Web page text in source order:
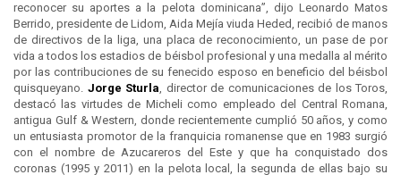
reconocer su aportes a la pelota dominicana”, dijo Leonardo Matos
Berrido, presidente de Lidom, Aida Mejía viuda Heded, recibió de manos
de directivos de la liga, una placa de reconocimiento, un pase de por
vida a todos los estadios de béisbol profesional y una medalla al mérito
por las contribuciones de su fenecido esposo en beneficio del béisbol
quisqueyano. Jorge Sturla, director de comunicaciones de los Toros,
destacó las virtudes de Micheli como empleado del Central Romana,
antigua Gulf & Western, donde recientemente cumplió 50 años, y como
un entusiasta promotor de la franquicia romanense que en 1983 surgió
con el nombre de Azucareros del Este y que ha conquistado dos
coronas (1995 y 2011) en la pelota local, la segunda de ellas bajo su